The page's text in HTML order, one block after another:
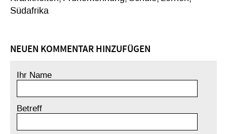
Südafrika
NEUEN KOMMENTAR HINZUFÜGEN
Ihr Name
Betreff